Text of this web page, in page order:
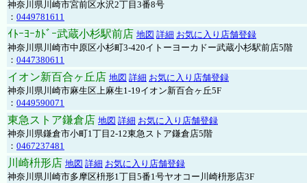
神奈川県川崎市宮前区水沢2丁目3番8号
： 0449781611
ｲﾄｰﾖｰｶﾄﾞｰ武蔵小杉駅前店 地図 詳細 お気に入り店舗登録
神奈川県川崎市中原区小杉町3-420イトーヨーカドー武蔵小杉駅前店5階
： 0447380611
イオン新百合ヶ丘店 地図 詳細 お気に入り店舗登録
神奈川県川崎市麻生区上麻生1-19イオン新百合ヶ丘5F
： 0449590071
東急ストア鎌倉店 地図 詳細 お気に入り店舗登録
神奈川県鎌倉市小町1丁目2-12東急ストア鎌倉店5階
： 0467237481
川崎枡形店 地図 詳細 お気に入り店舗登録
神奈川県川崎市多摩区枡形1丁目5番1号ヤオコー川崎枡形店3F